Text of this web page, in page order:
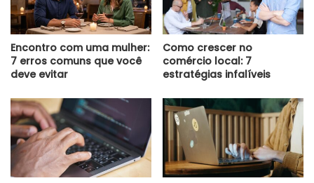
Encontro com uma mulher:
7 erros comuns que você
deve evitar
Como crescer no
comércio local: 7
estratégias infalíveis